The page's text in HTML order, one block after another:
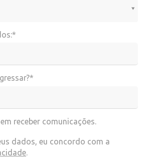
receber comunicações.
dados, eu concordo com a
.